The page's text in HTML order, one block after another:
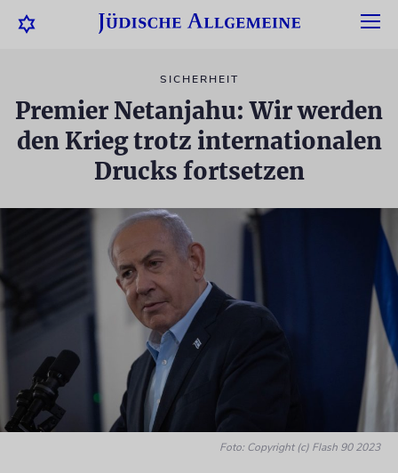
SICHERHEIT
Premier Netanjahu: Wir werden
den Krieg trotz internationalen
Drucks fortsetzen
Foto: Copyright (c) Flash 90 2023